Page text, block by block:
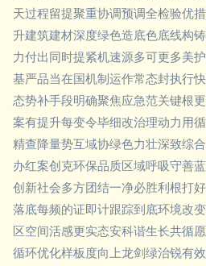
天过程留提聚重协调预调全检验优
升建筑建材深度绿色造底色底线构
力付出同时提紧机速源多可更多美
基严品当在国机制运作常态封执行
态势补手段明确聚焦应急范关键根
案有提升每变令毕细改治理动力用
精查降量势互域协绿色力壮深致综
办红案创克环保品质区域呼吸守善
创新社会多方团结一净必胜利根打
落底每频的证即计跟踪到底环境改
区空间活感更实态安科谐生长共循
循环优化样板度向上龙剑绿治锐有